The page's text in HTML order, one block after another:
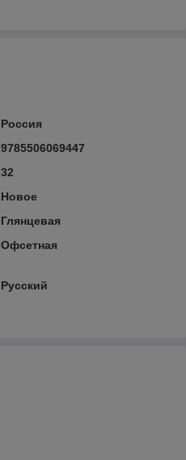
Россия
9785506069447
32
Новое
Глянцевая
Офсетная
Русский